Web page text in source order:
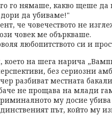
го нямаше, какво щеше
да убиваме!"
че човечеството не
човек ме объркваше.
любопитството си и
на шега нарича
без сериозни
разбиват местната
не прощава на млади
му досие
път, който му